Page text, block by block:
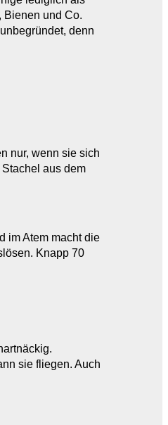
Bienen und Co.
denn
nur, wenn sie sich
aus dem
im Atem macht die
Knapp 70
sie fliegen. Auch